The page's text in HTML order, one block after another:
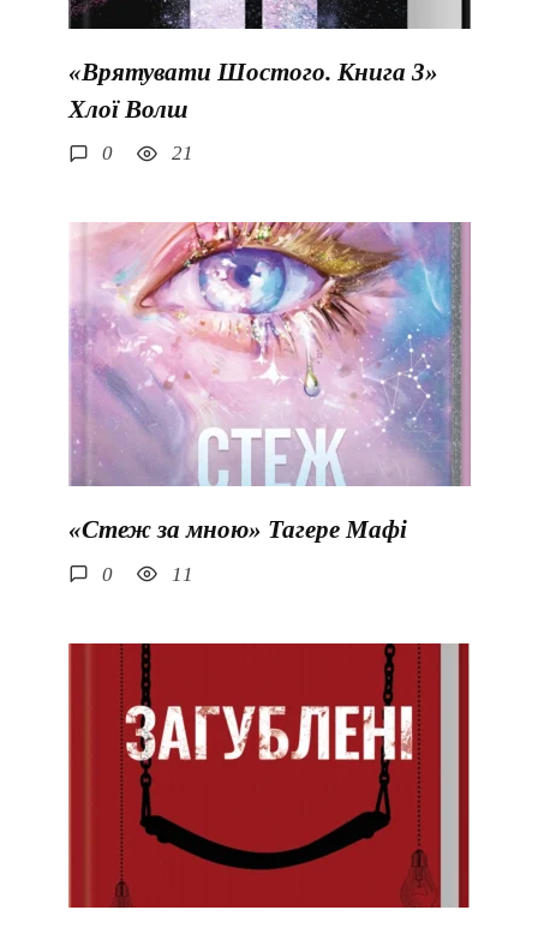
«Врятувати Шостого. Книга 3»
Хлої Волш
0 21
«Стеж за мною» Тагере Мафі
0 11